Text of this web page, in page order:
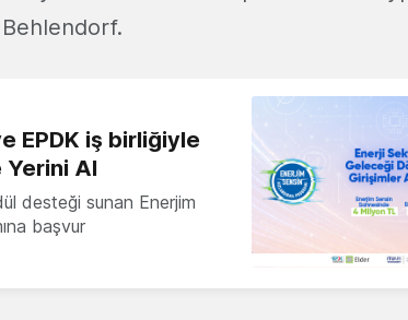
EPDK iş birliğiyle
Yerini Al
desteği sunan Enerjim
başvur